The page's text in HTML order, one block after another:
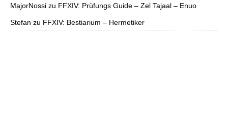
MajorNossi zu FFXIV: Prüfungs Guide – Zel Tajaal – Enuo
Stefan zu FFXIV: Bestiarium – Hermetiker